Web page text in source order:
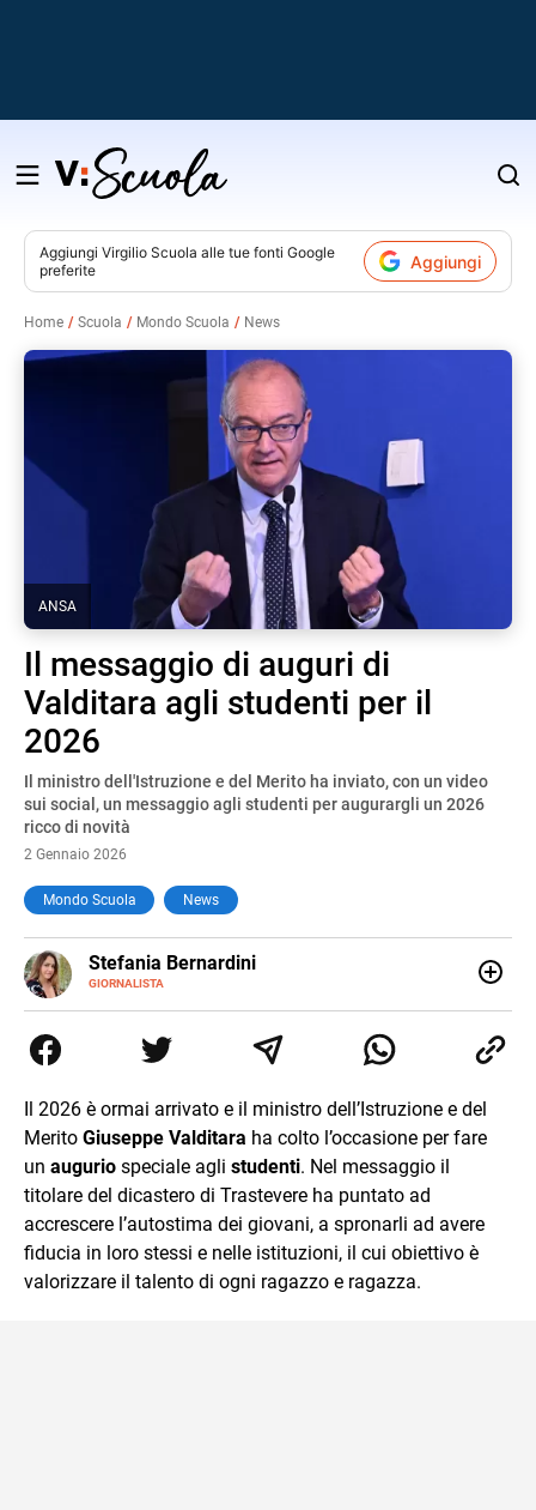
Salta
contenuto
Aggiungi Virgilio Scuola alle tue fonti Google
preferite
Aggiungi
Home Scuola Mondo Scuola News
ANSA
Il messaggio di auguri di
Valditara agli studenti per il
2026
Il ministro dell'Istruzione e del Merito ha inviato, con un video
sui social, un messaggio agli studenti per augurargli un 2026
ricco di novità
2 Gennaio 2026
Mondo Scuola News
Stefania Bernardini
GIORNALISTA
E-
MAIL
Tv di cronaca, politica, scuola, economia e spettacolo. Ha
esperienze nella redazione di testate giornalistiche online
Il 2026 è ormai arrivato e il ministro dell’Istruzione e del
Merito Giuseppe Valditara ha colto l’occasione per fare
un augurio speciale agli studenti. Nel messaggio il
titolare del dicastero di Trastevere ha puntato ad
accrescere l’autostima dei giovani, a spronarli ad avere
fiducia in loro stessi e nelle istituzioni, il cui obiettivo è
valorizzare il talento di ogni ragazzo e ragazza.